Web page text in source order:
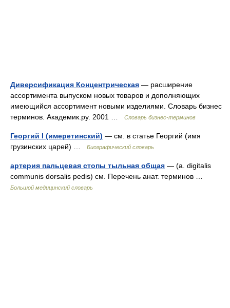
Диверсификация Концентрическая — расширение
ассортимента выпуском новых товаров и дополняющих
имеющийся ассортимент новыми изделиями. Словарь бизнес
терминов. Академик.ру. 2001 …
Словарь бизнес-терминов
Георгий I (имеретинский) — см. в статье Георгий (имя
грузинских царей) …
Биографический словарь
артерия пальцевая стопы тыльная общая — (a. digitalis
communis dorsalis pedis) см. Перечень анат. терминов …
Большой медицинский словарь